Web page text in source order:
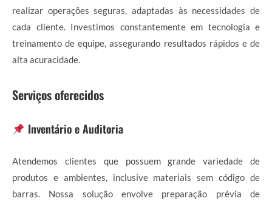
realizar operações seguras, adaptadas às necessidades de
cada cliente. Investimos constantemente em tecnologia e
treinamento de equipe, assegurando resultados rápidos e de
alta acuracidade.
Serviços oferecidos
Inventário e Auditoria
Atendemos clientes que possuem grande variedade de
produtos e ambientes, inclusive materiais sem código de
barras. Nossa solução envolve preparação prévia de